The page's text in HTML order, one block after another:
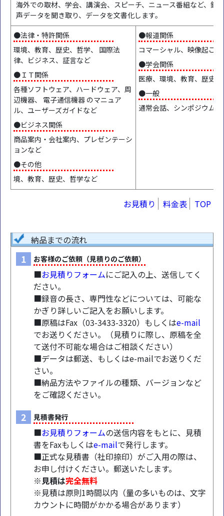
海外での取材、学会、講演会、スピーチ、ニュース番組など、録
声データを聞き取り、データを文書化します。
●法律・特許関係
環境、教育、歴史、哲学、 国際法
律、ビジネス、証言など
●ＩＴ関係
各種ソフトウェア、ハードウェア、周
辺機器、 電子通信機器 のマニュア
ル、ユーザーズガイドなど
●ビジネス関係
商品案内・会社案内、プレゼンテーシ
ョンなど
●その他
境、教育、歴史、哲学など
●報道関係
コマーシャル、映像起こ
●学会関係
医療、環境、教育、歴史
●一般
通常会話、シンポジウム
お見積り 料金表 TOP
納品までの流れ
1 お客様のご依頼（見積りのご依頼）
■お見積りフォームにご記入の上、送信してく
ださい。
■録音の長さ、専門性などについては、可能な
かぎり詳しいご記入をお願いします。
■原稿はFax（03-3433-3320）もしくはe-mail
でお送りください。（見積りに際し、原稿を全
て送付不可能な場合はご相談ください）
■データは郵送、もしくはe-mailでお送りくだ
さい。
■納品方法やファイルの種類、バージョンなど
をご確認ください。
2 見積書発行
■お見積りフォームの送信内容をもとに、見積
書をFaxもしくはe-mailで発行します。
■正式な見積書（社印捺印）がご入用の際は、
お申し付けください。郵送いたします。
※見積は完全無料
※見積は原則1時間以内（量の多いものは、文字
カウントに時間がかかる場合があります）